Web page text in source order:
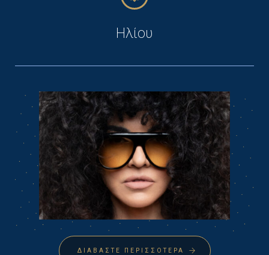
Ηλίου
ΔΙΑΒΆΣΤΕ ΠΕΡΙΣΣΌΤΕΡΑ